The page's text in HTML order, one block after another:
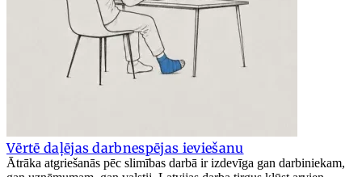
Vērtē daļējas darbnespējas ieviešanu
Ātrāka atgriešanās pēc slimības darbā ir izdevīga gan darbiniekam,